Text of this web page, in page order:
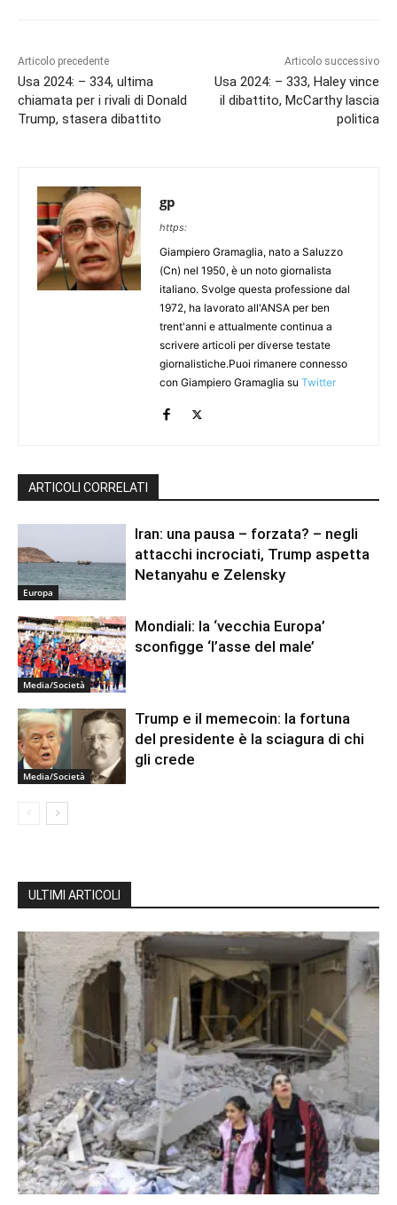
Articolo precedente
Usa 2024: – 334, ultima
chiamata per i rivali di Donald
Trump, stasera dibattito
Articolo successivo
Usa 2024: – 333, Haley vince
il dibattito, McCarthy lascia
politica
gp
https:
Giampiero Gramaglia, nato a Saluzzo
(Cn) nel 1950, è un noto giornalista
italiano. Svolge questa professione dal
1972, ha lavorato all'ANSA per ben
trent'anni e attualmente continua a
scrivere articoli per diverse testate
giornalistiche.Puoi rimanere connesso
con Giampiero Gramaglia su Twitter
ARTICOLI CORRELATI
Europa
Iran: una pausa – forzata? – negli
attacchi incrociati, Trump aspetta
Netanyahu e Zelensky
Media/Società
Mondiali: la ‘vecchia Europa’
sconfigge ‘l’asse del male’
Media/Società
Trump e il memecoin: la fortuna
del presidente è la sciagura di chi
gli crede
ULTIMI ARTICOLI